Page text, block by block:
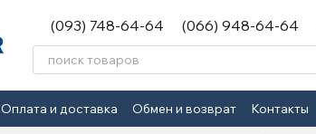
(093) 748-64-64 (066) 948-64-64
Оплата и доставка Обмен и возврат Контакты